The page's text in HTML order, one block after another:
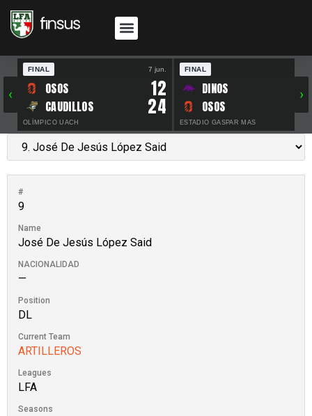
‹
FINAL 7 jun.
OSOS 12
CAUDILLOS 24
OLÍMPICO UACH
FINAL
DINOS
OSOS
ESTADIO GASPAR MAS
›
#
9
Name
José De Jesús López Said
NACIONALIDAD
—
Position
DL
Current Team
ARTILLEROS
Leagues
LFA
Seasons